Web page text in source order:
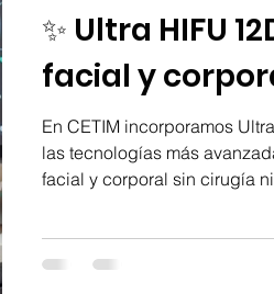
✨ Ultra HIFU
facial y
En CETIM incorporamos
las tecnologías más
facial y corporal sin cirugía
🔬 ¿Cómo funciona? Ultra